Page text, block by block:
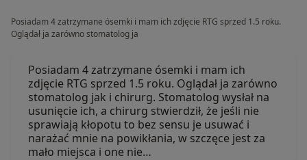
Posiadam 4 zatrzymane ósemki i mam ich zdjęcie RTG sprzed 1.5 roku.
Oglądał ja zarówno stomatolog ja
Posiadam 4 zatrzymane ósemki i mam ich
zdjęcie RTG sprzed 1.5 roku. Oglądał ja zarówno
stomatolog jak i chirurg. Stomatolog wysłał na
usunięcie ich, a chirurg stwierdził, że jeśli nie
sprawiają kłopotu to bez sensu je usuwać i
narażać mnie na powikłania, w szczęce jest za
mało miejsca i one nie…